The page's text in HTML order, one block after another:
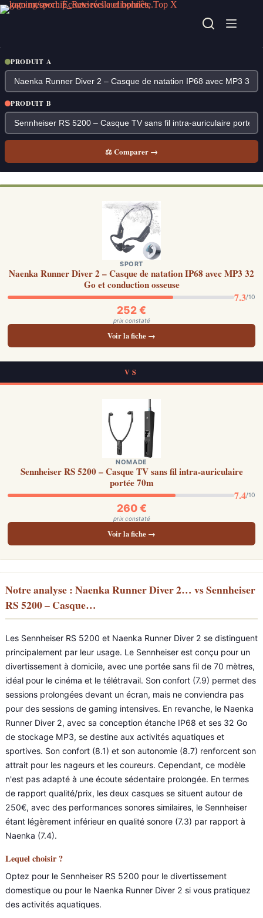
Passer
au
PRODUIT A
PRODUIT B
⚖ Comparer →
SPORT
Naenka Runner Diver 2 – Casque de natation IP68 avec MP3 32
Go et conduction osseuse
7.3/10
252 €
prix constaté
Voir la fiche →
VS
NOMADE
Sennheiser RS 5200 – Casque TV sans fil intra-auriculaire
portée 70m
7.4/10
260 €
prix constaté
Voir la fiche →
Notre analyse : Naenka Runner Diver 2… vs Sennheiser
RS 5200 – Casque…
Les Sennheiser RS 5200 et Naenka Runner Diver 2 se distinguent
principalement par leur usage. Le Sennheiser est conçu pour un
divertissement à domicile, avec une portée sans fil de 70 mètres,
idéal pour le cinéma et le télétravail. Son confort (7.9) permet des
sessions prolongées devant un écran, mais ne conviendra pas
pour des sessions de gaming intensives. En revanche, le Naenka
Runner Diver 2, avec sa conception étanche IP68 et ses 32 Go
de stockage MP3, se destine aux activités aquatiques et
sportives. Son confort (8.1) et son autonomie (8.7) renforcent son
attrait pour les nageurs et les coureurs. Cependant, ce modèle
n'est pas adapté à une écoute sédentaire prolongée. En termes
de rapport qualité/prix, les deux casques se situent autour de
250€, avec des performances sonores similaires, le Sennheiser
étant légèrement inférieur en qualité sonore (7.3) par rapport à
Naenka (7.4).
Lequel choisir ?
Optez pour le Sennheiser RS 5200 pour le divertissement
domestique ou pour le Naenka Runner Diver 2 si vous pratiquez
des activités aquatiques.